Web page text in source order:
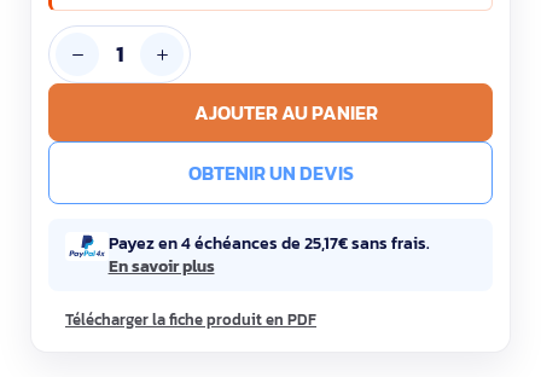
AJOUTER AU PANIER
OBTENIR UN DEVIS
Payez en 4 échéances de 25,17€ sans frais.
En savoir plus
Télécharger la fiche produit en PDF